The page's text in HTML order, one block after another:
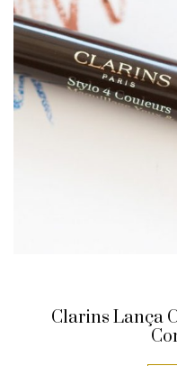
Clarins Lança